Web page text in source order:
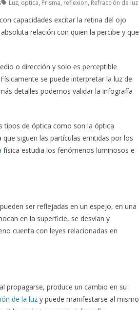
Luz, optica, Prisma, reflexion, Refracción de luz
capacidades excitar la retina del ojo
relación con quien la percibe y que
o dirección y solo es perceptible
se puede interpretar la luz de
detalles podemos validar la infografía
tipos de óptica como son la óptica
siguen las partículas emitidas por los
física estudia los fenómenos luminosos e
ser reflejadas en un espejo, en una
en la superficie, se desvían y
cuenta con leyes relacionadas en
propagarse, produce un cambio en su
de la luz y puede manifestarse al mismo